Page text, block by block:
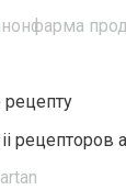
рецепту
рецепторов